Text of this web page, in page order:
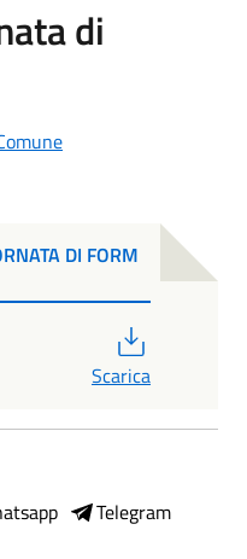
di
DI FORM
Scarica
Telegram